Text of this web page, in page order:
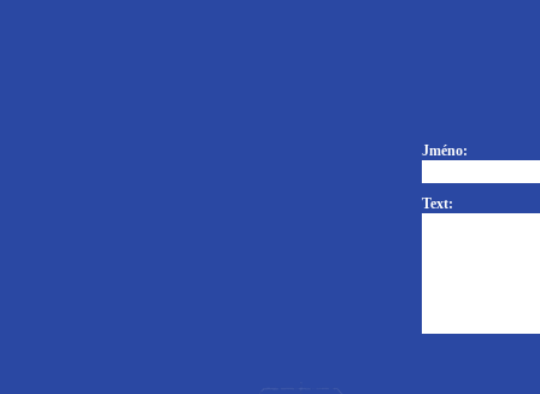
Jméno:
Text: